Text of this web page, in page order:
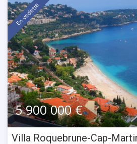
En vedette
5 900 000 €
Villa Roquebrune-Cap-